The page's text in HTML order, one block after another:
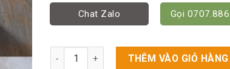
Chat Zalo Gọi
Cốt Bánh Xe Nâng Pallet Thấp số lượng
THÊM VÀO GIỎ HÀNG